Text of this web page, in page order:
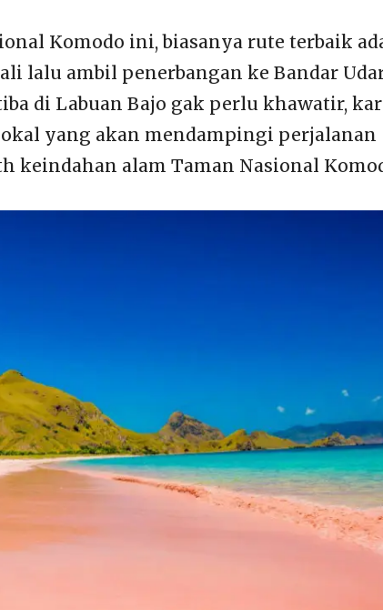
Komodo ini, biasanya rute terbaik
lalu ambil penerbangan ke Bandar
di Labuan Bajo gak perlu khawatir,
yang akan mendampingi perjalanan
keindahan alam Taman Nasional